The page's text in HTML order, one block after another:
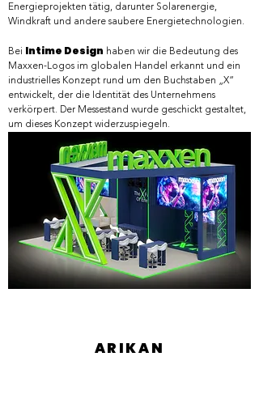
Energieprojekten tätig, darunter Solarenergie,
Windkraft und andere saubere Energietechnologien.​​​
Bei Intime Design haben wir die Bedeutung des
Maxxen-Logos im globalen Handel erkannt und ein
industrielles Konzept rund um den Buchstaben „X“
entwickelt, der die Identität des Unternehmens
verkörpert. Der Messestand wurde geschickt gestaltet,
um dieses Konzept widerzuspiegeln.
ARIKAN